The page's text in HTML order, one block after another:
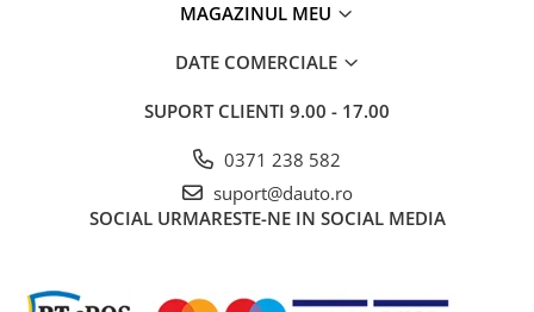
Deflectoare geam
Parasolare Camion – Cabina si
Accesorii
Reclame Luminoase
MAGAZINUL MEU
DATE COMERCIALE
SUPORT CLIENTI 9.00 - 17.00
0371 238 582
suport@dauto.ro
SOCIAL URMARESTE-NE IN SOCIAL MEDIA